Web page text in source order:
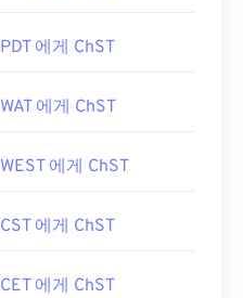
PDT 에게 ChST
WAT 에게 ChST
WEST 에게 ChST
CST 에게 ChST
CET 에게 ChST